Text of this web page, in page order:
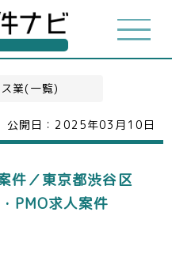
業(一覧)
公開日： 2025年03月10日
件／東京都渋谷区
PMO求人案件